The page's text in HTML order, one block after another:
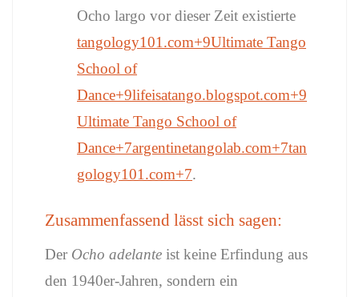
Ocho largo vor dieser Zeit existierte
tangology101.com+9Ultimate Tango
School of
Dance+9lifeisatango.blogspot.com+9
Ultimate Tango School of
Dance+7argentinetangolab.com+7tan
gology101.com+7.
Zusammenfassend lässt sich sagen:
Der Ocho adelante ist keine Erfindung aus
den 1940er-Jahren, sondern ein